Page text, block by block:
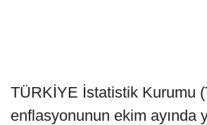
TÜRKİYE İstatistik Kurumu
enflasyonunun ekim ayında